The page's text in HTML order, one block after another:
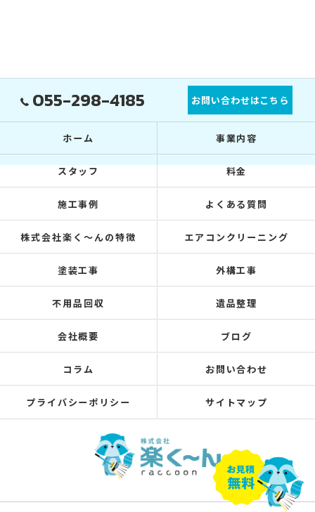
055-298-4185 お問い合わせはこちら
ホーム 事業内容
スタッフ 料金
施工事例 よくある質問
株式会社楽く～んの特徴 エアコンクリーニング
塗装工事 外構工事
不用品回収 遺品整理
会社概要 ブログ
コラム お問い合わせ
プライバシーポリシー サイトマップ